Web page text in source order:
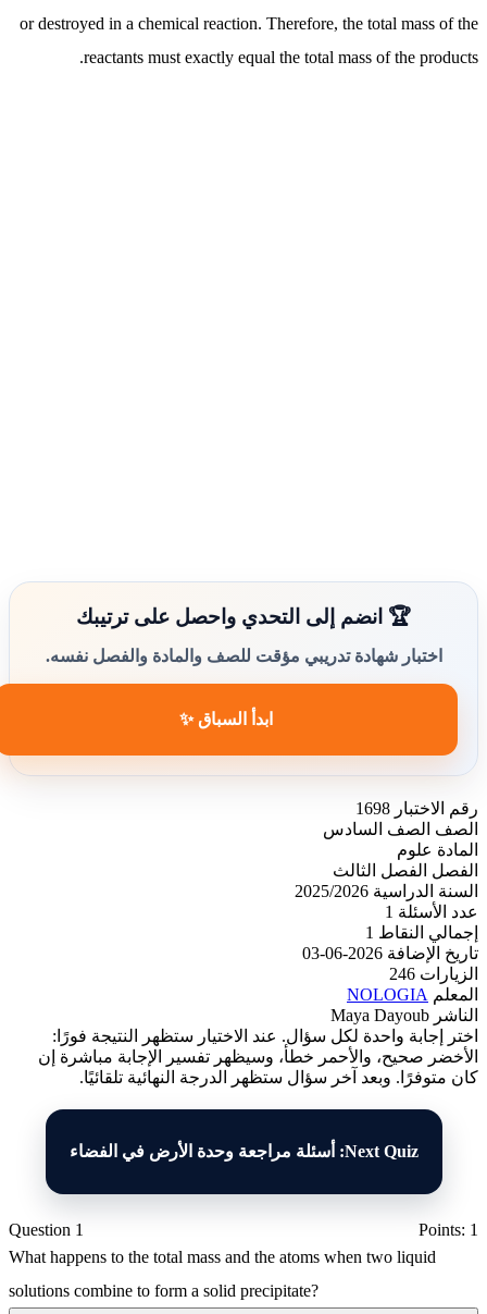
or destroyed in a chemical reaction. Therefore, the total mass of the
reactants must exactly equal the total mass of the products.
🏆 انضم إلى التحدي واحصل على ترتيبك
اختبار شهادة تدريبي مؤقت للصف والمادة والفصل نفسه.
ابدأ السباق ✨
رقم الاختبار 1698
الصف
الصف السادس
المادة
علوم
الفصل
الفصل الثالث
السنة الدراسية 2025/2026
عدد الأسئلة
إجمالي النقاط
تاريخ الإضافة 2026-06-03
الزيارات 246
المعلم
NOLOGIA
الناشر Maya Dayoub
اختر إجابة واحدة لكل سؤال. عند الاختيار ستظهر النتيجة فورًا:
الأخضر صحيح، والأحمر خطأ، وسيظهر تفسير الإجابة مباشرة إن
كان متوفرًا. وبعد آخر سؤال ستظهر الدرجة النهائية تلقائيًا.
Next Quiz: أسئلة مراجعة وحدة الأرض في الفضاء
Question 1
Points: 1
What happens to the total mass and the atoms when two liquid
solutions combine to form a solid precipitate?